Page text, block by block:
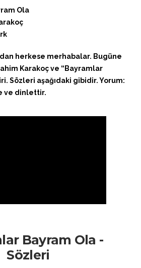
Ola
herkese merhabalar. Bugüne
Karakoç ve “Bayramlar
Sözleri aşağıdaki gibidir. Yorum:
ve dinlettir.
Bayram Ola -
Sözleri